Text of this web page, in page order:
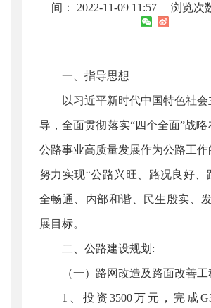
间： 2022-11-09 11:57
浏览次
一、指导思想
以习近平新时代中国特色社
导，全面贯彻落实“四个全面”战
公路事业高质量发展作为公路工作
努力实现“公路兴旺、路况良好、
全畅通、内部和谐、民生殷实、
展目标。
二、公路建设规划:
（一）路网改造及路面改善工
1、投资3500万元，完成